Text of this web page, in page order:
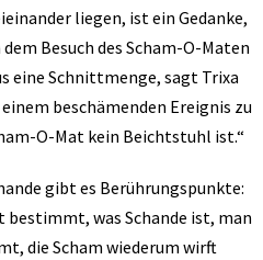
liegen, ist ein Gedanke,
Besuch des Scham-O-Maten
eine Schnittmenge, sagt Trixa
beschämenden Ereignis zu
O-Mat kein Beichtstuhl ist.“
gibt es Berührungspunkte:
was Schande ist, man
die Scham wiederum wirft